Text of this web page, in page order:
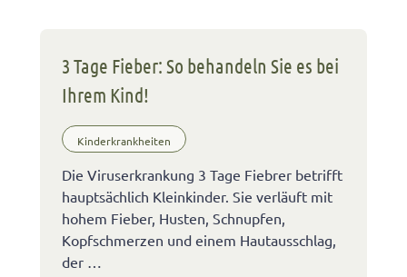
3 Tage Fieber: So behandeln Sie es bei
Ihrem Kind!
Kinderkrankheiten
Die Viruserkrankung 3 Tage Fiebrer betrifft
hauptsächlich Kleinkinder. Sie verläuft mit
hohem Fieber, Husten, Schnupfen,
Kopfschmerzen und einem Hautausschlag,
der …